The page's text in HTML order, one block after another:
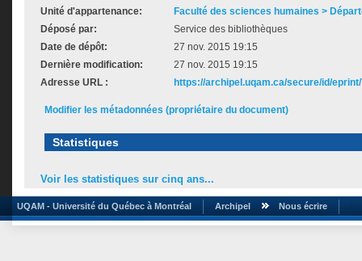
Unité d'appartenance:
Faculté des sciences humaines >
Déposé par:
Service des bibliothèques
Date de dépôt:
27 nov. 2015 19:15
Dernière modification:
27 nov. 2015 19:15
Adresse URL :
https://archipel.uqam.ca/secure/id/
Modifier les métadonnées (propriétaire du document)
Statistiques
Voir les statistiques sur cinq ans...
UQAM - Université du Québec à Montréal Archipel Nous écrire